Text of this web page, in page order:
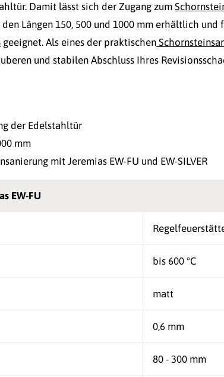
Damit lässt sich der Zugang zum
Längen 150, 500 und 1000 mm erhältlich
geeignet. Als eines der praktischen
und stabilen Abschluss Ihres
der Edelstahltür
mm
mit Jeremias EW-FU und EW-SILVER
EW-FU
bis 600 °C
matt
0,6 mm
80 - 300 mm